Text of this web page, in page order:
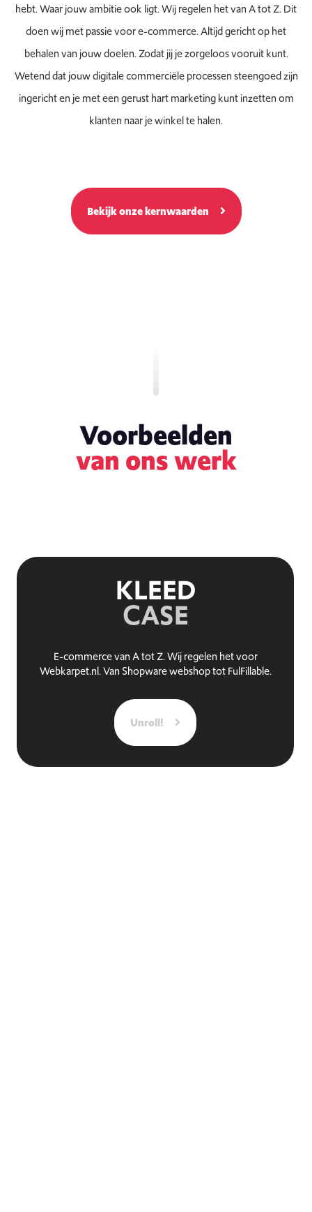
hebt. Waar jouw ambitie ook ligt. Wij regelen het van A tot Z. Dit
doen wij met passie voor e-commerce. Altijd gericht op het
behalen van jouw doelen. Zodat jij je zorgeloos vooruit kunt.
Wetend dat jouw digitale commerciële processen steengoed zijn
ingericht en je met een gerust hart marketing kunt inzetten om
klanten naar je winkel te halen.
Bekijk onze kernwaarden
Voorbeelden
van ons werk
KLEED
CASE
E-commerce van A tot Z. Wij regelen het voor
Webkarpet.nl. Van Shopware webshop tot FulFillable.
Unroll!